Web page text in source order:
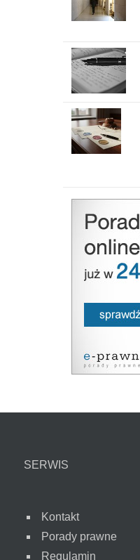
SERWIS
Kontakt
Porady prawne
Regulamin